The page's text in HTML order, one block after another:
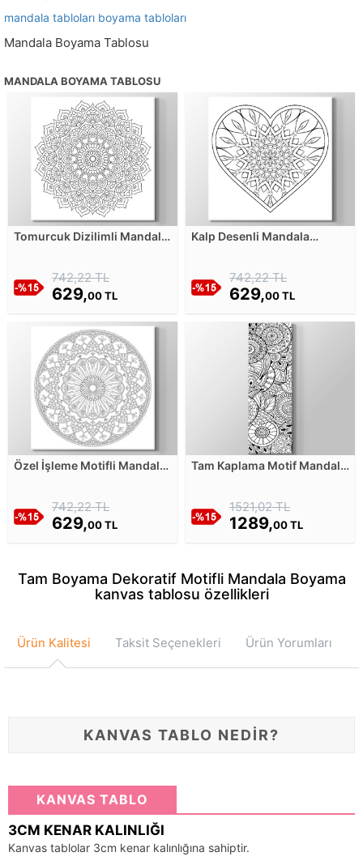
mandala tabloları boyama tabloları
Mandala Boyama Tablosu
MANDALA BOYAMA TABLOSU
Tomurcuk Dizilimli Mandala
742,22 TL
629,00 TL
Kalp Desenli Mandala
742,22 TL
629,00 TL
Özel İşleme Motifli Mandala
742,22 TL
629,00 TL
Tam Kaplama Motif Mandala
1521,02 TL
1289,00 TL
Tam Boyama Dekoratif Motifli Mandala Boyama
kanvas tablosu özellikleri
Ürün Kalitesi Taksit Seçenekleri Ürün Yorumları
KANVAS TABLO NEDİR?
KANVAS TABLO
3CM KENAR KALINLIĞI
Kanvas tablolar 3cm kenar kalınlığına sahiptir.